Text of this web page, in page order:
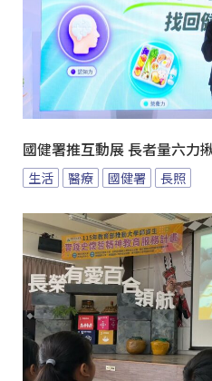
國健署推互動展 長者量六力
生活 醫療 國健署 長照